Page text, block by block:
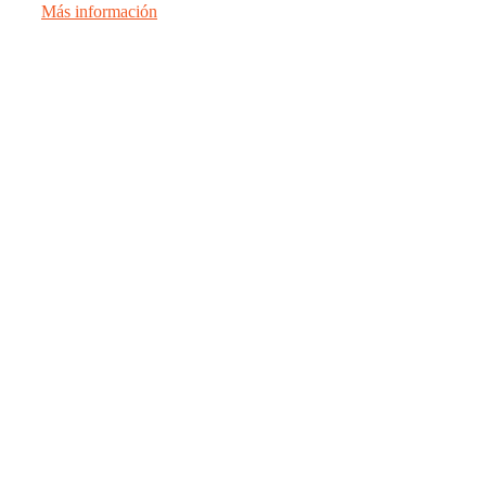
Más información